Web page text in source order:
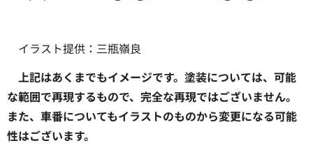
イラスト提供：三瓶嶺良
上記はあくまでもイメージです。塗装については、可能
な範囲で再現するもので、完全な再現ではございません。
また、車番についてもイラストのものから変更になる可能
性はございます。